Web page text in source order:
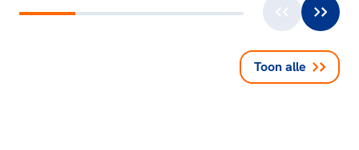
Toon alle